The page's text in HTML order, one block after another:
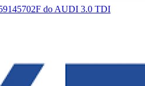
do AUDI 3.0 TDI